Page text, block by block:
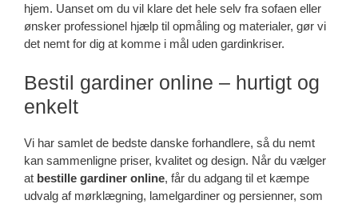
hjem. Uanset om du vil klare det hele selv fra sofaen eller
ønsker professionel hjælp til opmåling og materialer, gør vi
det nemt for dig at komme i mål uden gardinkriser.
Bestil gardiner online – hurtigt og
enkelt
Vi har samlet de bedste danske forhandlere, så du nemt
kan sammenligne priser, kvalitet og design. Når du vælger
at bestille gardiner online, får du adgang til et kæmpe
udvalg af mørklægning, lamelgardiner og persienner, som